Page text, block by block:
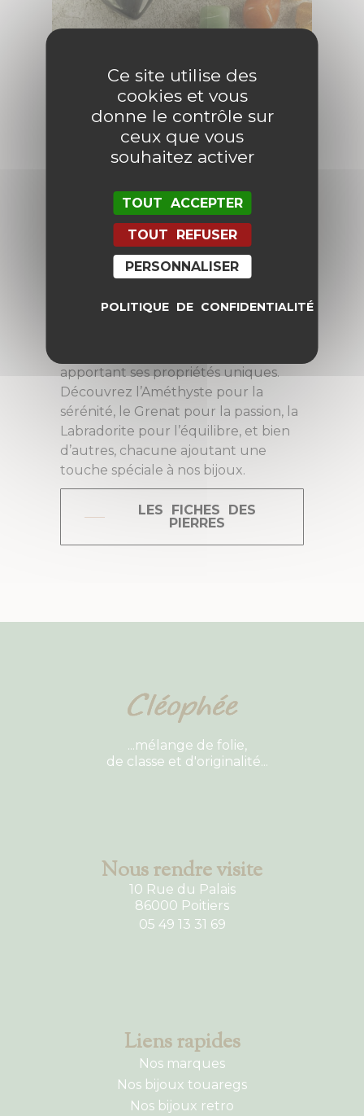
Découvrez les vertus
cachées de nos pierres
Cléophée offre une sélection exquise
apportant ses propriétés uniques.
Découvrez l’Améthyste pour la
sérénité, le Grenat pour la passion, la
Labradorite pour l’équilibre, et bien
d’autres, chacune ajoutant une
touche spéciale à nos bijoux.
LES FICHES DES
PIERRES
...mélange de folie,
de classe et d'originalité...
Nous rendre visite
10 Rue du Palais
86000 Poitiers
05 49 13 31 69
Liens rapides
Nos marques
Nos bijoux touaregs
Nos bijoux retro
Ce site utilise des
cookies et vous
donne le contrôle sur
ceux que vous
souhaitez activer
TOUT ACCEPTER
TOUT REFUSER
PERSONNALISER
POLITIQUE DE CONFIDENTIALITÉ